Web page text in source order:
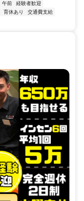
午前
経験者歓迎
育休あり
交通費支給